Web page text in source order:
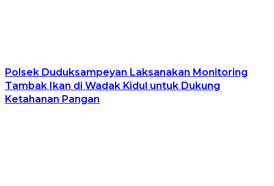
Polsek Duduksampeyan Laksanakan Monitoring
Tambak Ikan di Wadak Kidul untuk Dukung
Ketahanan Pangan